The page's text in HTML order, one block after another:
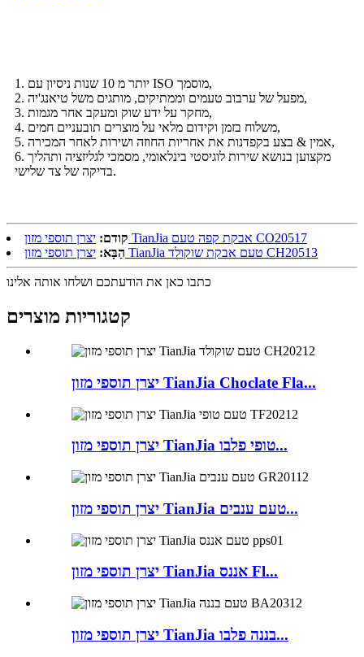
1. יותר מ 10 שנות ניסיון עם ISO מוסמך,
2. מפעל של ערבוב טעמים וממתיקים, מותגים משל טיאנג'יה,
3. מחקר על ידע שוק ומעקב אחר מגמות,
4. משלוח בזמן וקידום מלאי על מוצרים תובעניים חמים,
5. אמין & בצע בקפדנות את אחריות החוזה ושירות לאחר המכירה,
6. מקצוען בנושא שירות לוגיסטי בינלאומי, מסמכי לגליזציה ותהליך
בדיקה של צד שלישי.
קודם:
יצרן תוספי מזון TianJia אבקת קפה טעם CO20517
הַבָּא:
יצרן תוספי מזון TianJia טעם אבקת שוקולד CH20513
כתבו כאן את הודעתכם ושלחו אותה אלינו
קטגוריות מוצרים
יצרן תוספי מזון TianJia Choclate Fla...
יצרן תוספי מזון TianJia טופי פלבו...
יצרן תוספי מזון TianJia טעם ענבים...
יצרן תוספי מזון TianJia אננס Fl...
יצרן תוספי מזון TianJia בננה פלבו...